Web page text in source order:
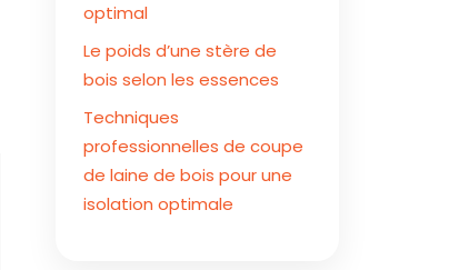
optimal
Le poids d’une stère de
bois selon les essences
Techniques
professionnelles de coupe
de laine de bois pour une
isolation optimale